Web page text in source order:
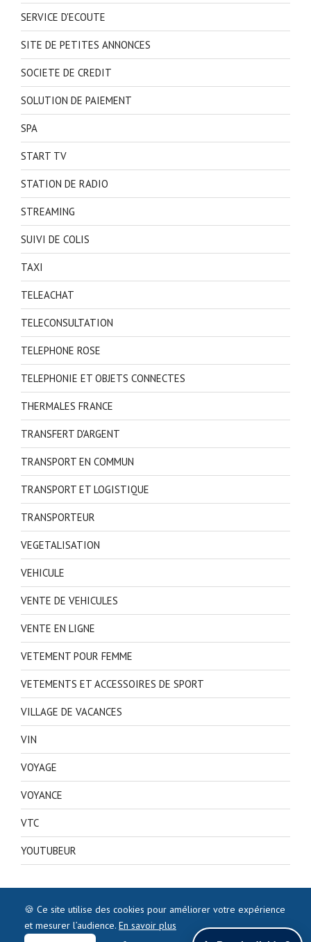
SERVICE D'ECOUTE
SITE DE PETITES ANNONCES
SOCIETE DE CREDIT
SOLUTION DE PAIEMENT
SPA
START TV
STATION DE RADIO
STREAMING
SUIVI DE COLIS
TAXI
TELEACHAT
TELECONSULTATION
TELEPHONE ROSE
TELEPHONIE ET OBJETS CONNECTES
THERMALES FRANCE
TRANSFERT D'ARGENT
TRANSPORT EN COMMUN
TRANSPORT ET LOGISTIQUE
TRANSPORTEUR
VEGETALISATION
VEHICULE
VENTE DE VEHICULES
VENTE EN LIGNE
VETEMENT POUR FEMME
VETEMENTS ET ACCESSOIRES DE SPORT
VILLAGE DE VACANCES
VIN
VOYAGE
VOYANCE
VTC
YOUTUBEUR
🍪 Ce site utilise des cookies pour améliorer votre expérience
et mesurer l’audience. En savoir plus